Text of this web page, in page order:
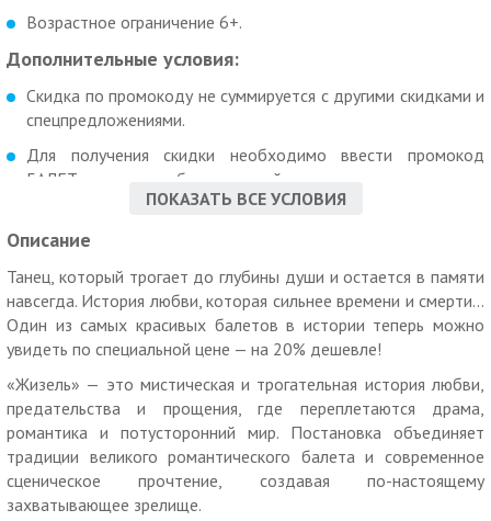
Возрастное ограничение 6+.
Дополнительные условия:
Скидка по промокоду не суммируется с другими скидками и
спецпредложениями.
Для получения скидки необходимо ввести промокод
БАЛЕТ при покупке билета на сайте.
и изменение даты/времени мероприятий.
Услуги (товары) предоставляются ООО «Государственный
академический театр классического балета под
руководством Н. Касаткиной и В. Василева», ОГРН
1027739829215
ПОКАЗАТЬ ВСЕ УСЛОВИЯ
Описание
Танец, который трогает до глубины души и остается в памяти
навсегда. История любви, которая сильнее времени и смерти...
Один из самых красивых балетов в истории теперь можно
увидеть по специальной цене — на 20% дешевле!
«Жизель» — это мистическая и трогательная история любви,
предательства и прощения, где переплетаются драма,
романтика и потусторонний мир. Постановка объединяет
традиции великого романтического балета и современное
сценическое прочтение, создавая по-настоящему
захватывающее зрелище.